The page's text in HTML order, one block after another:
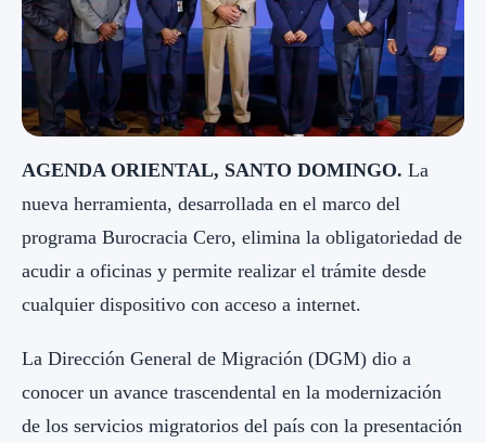
AGENDA ORIENTAL, SANTO DOMINGO. La
nueva herramienta, desarrollada en el marco del
programa Burocracia Cero, elimina la obligatoriedad de
acudir a oficinas y permite realizar el trámite desde
cualquier dispositivo con acceso a internet.
La Dirección General de Migración (DGM) dio a
conocer un avance trascendental en la modernización
de los servicios migratorios del país con la presentación